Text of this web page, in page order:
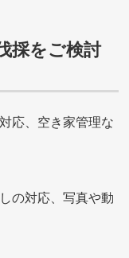
採をご検討
応、空き家管理な
の対応、写真や動